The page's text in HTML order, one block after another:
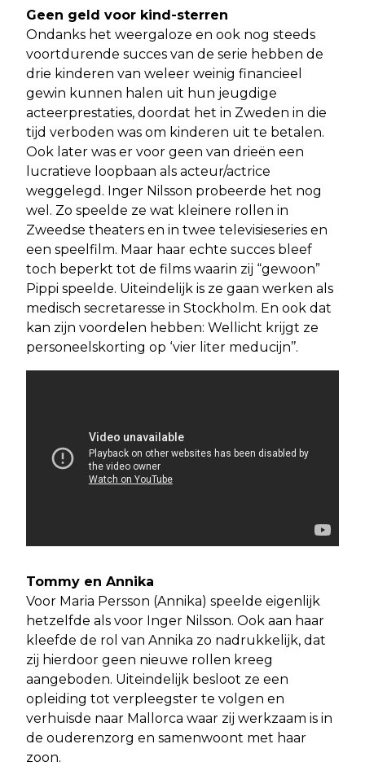
Geen geld voor kind-sterren
Ondanks het weergaloze en ook nog steeds
voortdurende succes van de serie hebben de
drie kinderen van weleer weinig financieel
gewin kunnen halen uit hun jeugdige
acteerprestaties, doordat het in Zweden in die
tijd verboden was om kinderen uit te betalen.
Ook later was er voor geen van drieën een
lucratieve loopbaan als acteur/actrice
weggelegd. Inger Nilsson probeerde het nog
wel. Zo speelde ze wat kleinere rollen in
Zweedse theaters en in twee televisieseries en
een speelfilm. Maar haar echte succes bleef
toch beperkt tot de films waarin zij “gewoon”
Pippi speelde. Uiteindelijk is ze gaan werken als
medisch secretaresse in Stockholm. En ook dat
kan zijn voordelen hebben: Wellicht krijgt ze
personeelskorting op ‘vier liter meducijn’’.
Tommy en Annika
Voor Maria Persson (Annika) speelde eigenlijk
hetzelfde als voor Inger Nilsson. Ook aan haar
kleefde de rol van Annika zo nadrukkelijk, dat
zij hierdoor geen nieuwe rollen kreeg
aangeboden. Uiteindelijk besloot ze een
opleiding tot verpleegster te volgen en
verhuisde naar Mallorca waar zij werkzaam is in
de ouderenzorg en samenwoont met haar
zoon.